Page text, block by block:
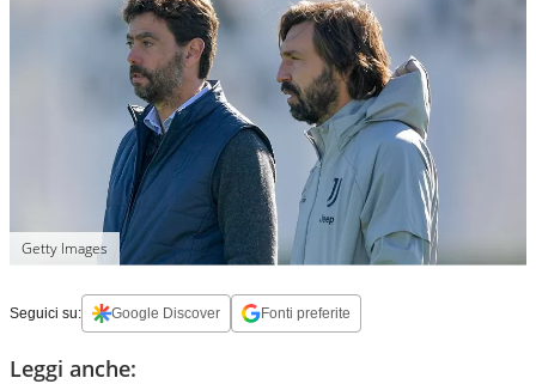
Getty Images
Seguici su: Google Discover Fonti preferite
Leggi anche: